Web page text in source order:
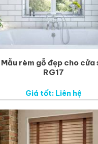
Mẫu rèm gỗ đẹp cho cửa
RG17
Giá tốt: Liên hệ